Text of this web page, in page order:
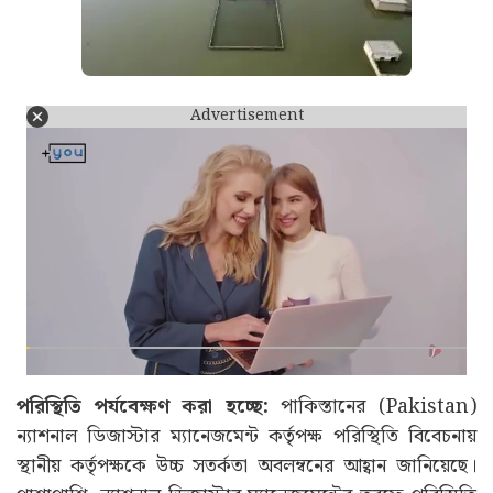
Advertisement
পরিস্থিতি পর্যবেক্ষণ করা হচ্ছে: পাকিস্তানের (Pakistan)
ন্যাশনাল ডিজাস্টার ম্যানেজমেন্ট কর্তৃপক্ষ পরিস্থিতি বিবেচনায়
স্থানীয় কর্তৃপক্ষকে উচ্চ সতর্কতা অবলম্বনের আহ্বান জানিয়েছে।